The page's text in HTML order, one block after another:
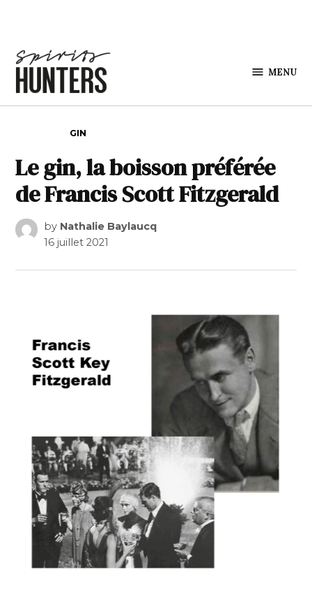
MENU
GIN
Le gin, la boisson préférée
de Francis Scott Fitzgerald
by Nathalie Baylaucq
16 juillet 2021